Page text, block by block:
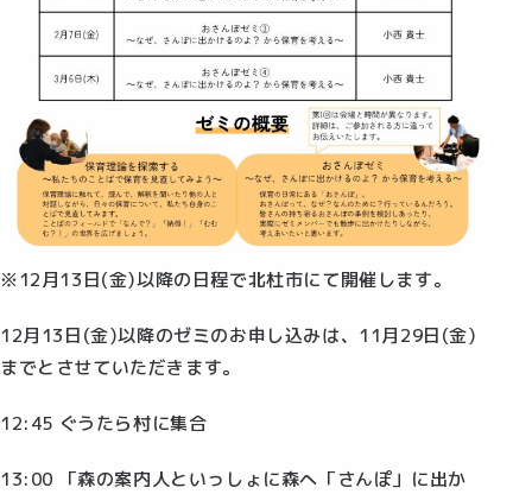
※12月13日(金)以降の日程で北杜市にて開催します。
12月13日(金)以降のゼミのお申し込みは、11月29日(金)
までとさせていただきます。
12:45 ぐうたら村に集合
13:00 「森の案内人といっしょに森へ「さんぽ」に出か